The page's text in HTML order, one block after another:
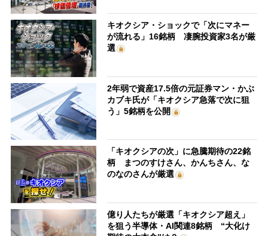
キオクシア・ショックで「次にマネー
が流れる」16銘柄 凄腕投資家3名が厳
選
2年弱で資産17.5倍の元証券マン・かぶ
カブキ氏が「キオクシア急落で次に狙
う」5銘柄を公開
「キオクシアの次」に急騰期待の22銘
柄 まつのすけさん、かんちさん、な
のなのさんが厳選
億り人たちが厳選「キオクシア超え」
を狙う半導体・AI関連8銘柄 “大化け